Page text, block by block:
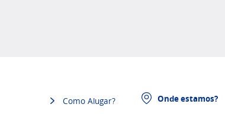
Como Alugar? Onde estamos?